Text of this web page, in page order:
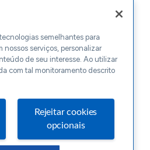
semelhantes para
nossos serviços, personalizar
de seu interesse. Ao utilizar
com tal monitoramento descrito
Rejeitar cookies
opcionais